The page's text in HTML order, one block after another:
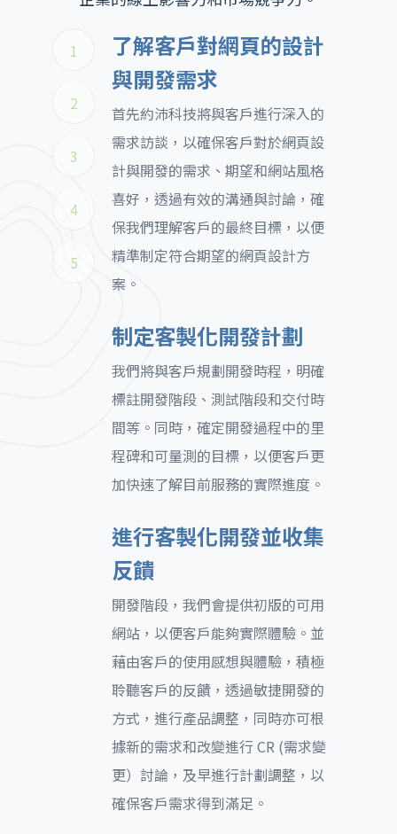
1
2
3
4
5
了解客戶對網頁的設計
與開發需求
首先約沛科技將與客戶進行深入的
需求訪談，以確保客戶對於網頁設
計與開發的需求、期望和網站風格
喜好，透過有效的溝通與討論，確
保我們理解客戶的最終目標，以便
精準制定符合期望的網頁設計方
案。
制定客製化開發計劃
我們將與客戶規劃開發時程，明確
標註開發階段、測試階段和交付時
間等。同時，確定開發過程中的里
程碑和可量測的目標，以便客戶更
加快速了解目前服務的實際進度。
進行客製化開發並收集
反饋
開發階段，我們會提供初版的可用
網站，以便客戶能夠實際體驗。並
藉由客戶的使用感想與體驗，積極
聆聽客戶的反饋，透過敏捷開發的
方式，進行產品調整，同時亦可根
據新的需求和改變進行 CR (需求變
更）討論，及早進行計劃調整，以
確保客戶需求得到滿足。